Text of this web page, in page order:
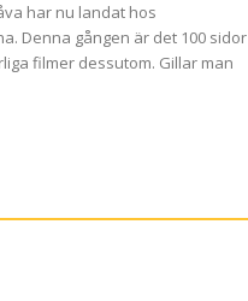
har nu landat hos
Denna gången är det 100 sidor
filmer dessutom. Gillar man